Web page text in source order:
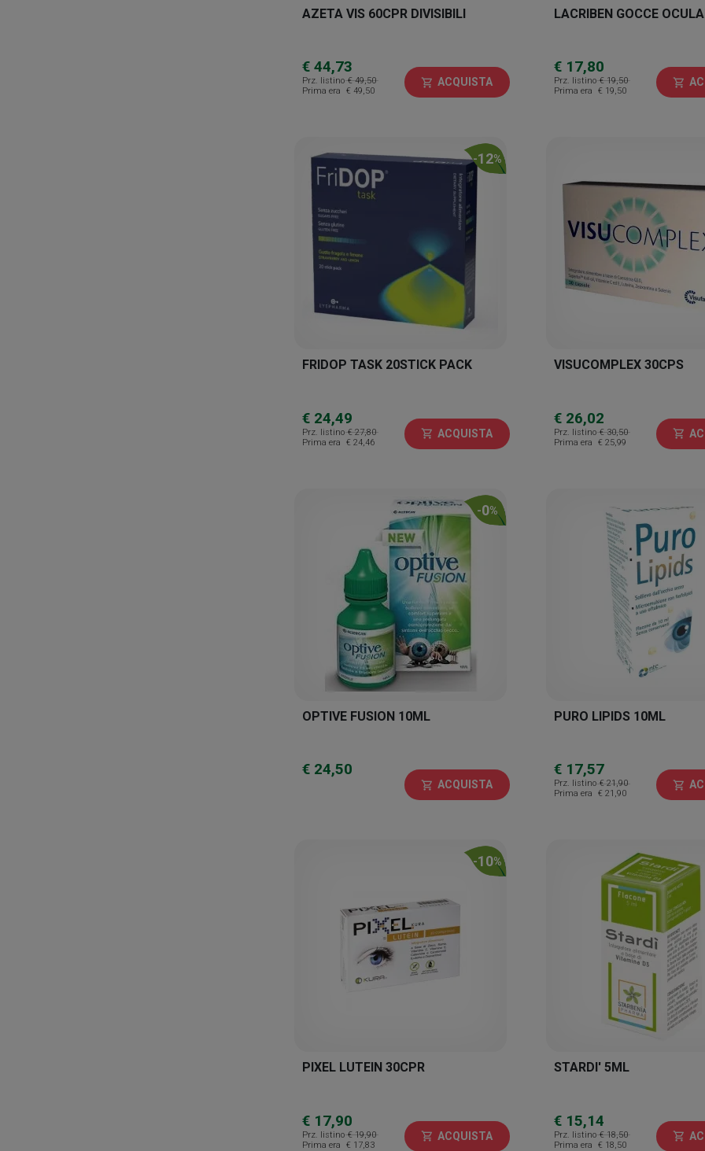
AZETA VIS 60CPR DIVISIBILI
€ 44,73
Prz. listino € 49,50
Prima era
€ 49,50
shopping_cart ACQUISTA
LACRIBEN GOCCE
€ 17,80
Prz. listino € 19,50
Prima era
€ 19,50
shopping_cart
-12%
FRIDOP TASK 20STICK PACK
€ 24,49
Prz. listino € 27,80
Prima era
€ 24,46
shopping_cart ACQUISTA
VISUCOMPLEX 30CPS
€ 26,02
Prz. listino € 30,50
Prima era
€ 25,99
shopping_cart
-0%
OPTIVE FUSION 10ML
€ 24,50
shopping_cart ACQUISTA
PURO LIPIDS 10ML
€ 17,57
Prz. listino € 21,90
Prima era
€ 21,90
shopping_cart
-10%
PIXEL LUTEIN 30CPR
€ 17,90
Prz. listino € 19,90
Prima era
€ 17,83
shopping_cart ACQUISTA
STARDI' 5ML
€ 15,14
Prz. listino € 18,50
Prima era
€ 18,50
shopping_cart